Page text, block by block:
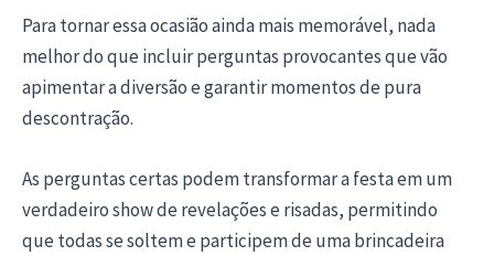
Para tornar essa ocasião ainda mais memorável, nada
melhor do que incluir perguntas provocantes que vão
apimentar a diversão e garantir momentos de pura
descontração.
As perguntas certas podem transformar a festa em um
verdadeiro show de revelações e risadas, permitindo
que todas se soltem e participem de uma brincadeira